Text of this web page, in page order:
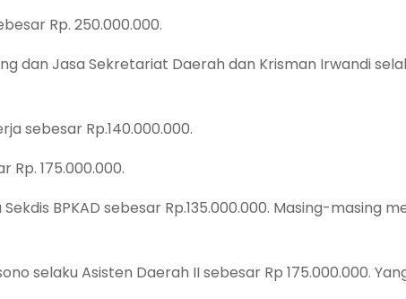
Rp. 250.000.000.
dan Jasa Sekretariat Daerah dan Krisman Irwandi
sebesar Rp.140.000.000.
Rp. 175.000.000.
BPKAD sebesar Rp.135.000.000. Masing-masing
selaku Asisten Daerah II sebesar Rp 175.000.000.